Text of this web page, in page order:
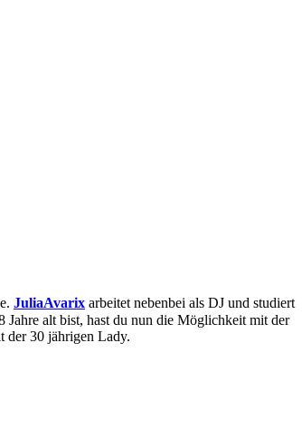
JuliaAvarix arbeitet nebenbei als DJ und studiert
alt bist, hast du nun die Möglichkeit mit der
der 30 jährigen Lady.